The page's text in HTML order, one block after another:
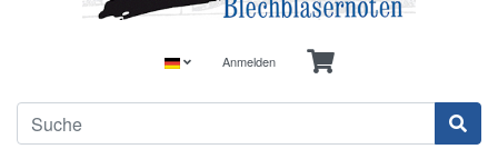
Anmelden